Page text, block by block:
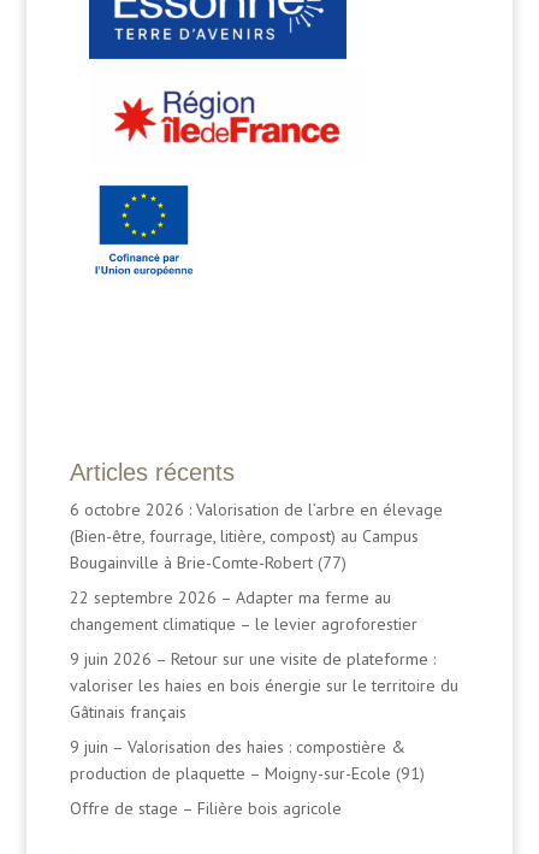
Articles récents
6 octobre 2026 : Valorisation de l’arbre en élevage
(Bien-être, fourrage, litière, compost) au Campus
Bougainville à Brie-Comte-Robert (77)
22 septembre 2026 – Adapter ma ferme au
changement climatique – le levier agroforestier
9 juin 2026 – Retour sur une visite de plateforme :
valoriser les haies en bois énergie sur le territoire du
Gâtinais français
9 juin – Valorisation des haies : compostière &
production de plaquette – Moigny-sur-Ecole (91)
Offre de stage – Filière bois agricole